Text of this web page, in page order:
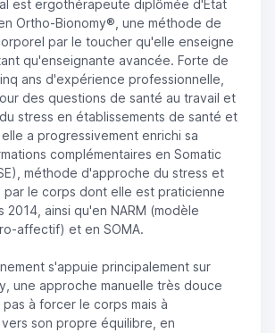
est ergothérapeute diplômée d'État
Ortho-Bionomy®, une méthode de
par le toucher qu'elle enseigne
qu'enseignante avancée. Forte de
ans d'expérience professionnelle,
des questions de santé au travail et
stress en établissements de santé et
a progressivement enrichi sa
complémentaires en Somatic
méthode d'approche du stress et
par le corps dont elle est praticienne
ainsi qu'en NARM (modèle
affectif) et en SOMA.
s'appuie principalement sur
une approche manuelle très douce
à forcer le corps mais à
son propre équilibre, en